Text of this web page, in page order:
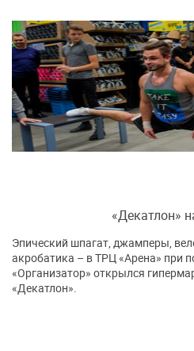
«Декатлон»
Эпический шпагат, джамперы,
акробатика – в ТРЦ «Арена» при
«Организатор» открылся
«Декатлон».